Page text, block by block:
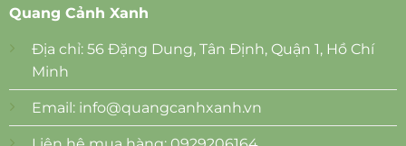
Quang Cảnh Xanh
Địa chỉ: 56 Đặng Dung, Tân Định, Quận 1, Hồ Chí
Minh
Email: info@quangcanhxanh.vn